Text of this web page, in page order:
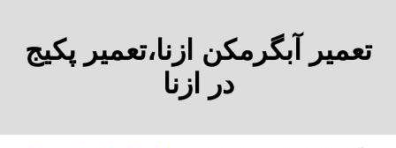
تعمیر آبگرمکن ازنا،تعمیر پکیج
در ازنا